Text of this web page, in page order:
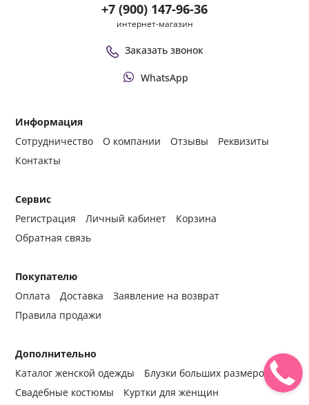
Информация
Сотрудничество
О компании Отзывы
Реквизиты
Контакты
Сервис
Регистрация
Личный кабинет
Корзина
Обратная связь
Покупателю
Оплата
Доставка
Заявление на возврат
Правила продажи
Дополнительно
Каталог женской одежды
Блузки больших размеров
Свадебные костюмы
Куртки для женщин
+7 (900) 147-96-36
интернет-магазин
Заказать звонок
WhatsApp